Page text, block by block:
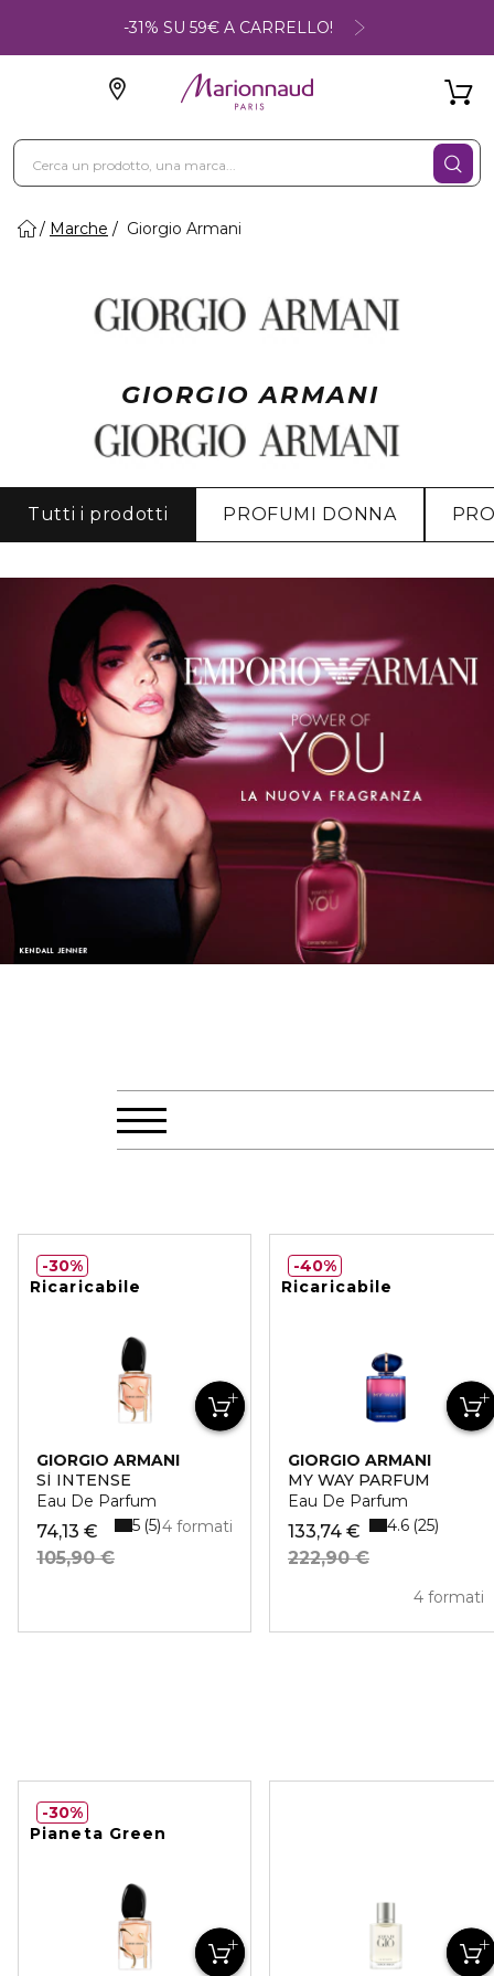
-31% SU 59€ A CARRELLO!
Marche Giorgio Armani
GIORGIO ARMANI
Tutti i prodotti PROFUMI DONNA
Ricaricabile
GIORGIO ARMANI
SÌ INTENSE
Eau De Parfum
74,13 €
105,90 €
4 formati
5 5
30%
Ricaricabile
GIORGIO ARMANI
MY WAY PARFUM
Eau De Parfum
133,74 €
222,90 €
4 formati
4.6 25
40%
Pianeta Green
30%